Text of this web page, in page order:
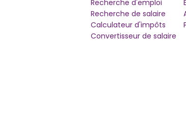
Recherche d'emploi
Recherche de salaire
Calculateur d'impôts
Convertisseur de salaire